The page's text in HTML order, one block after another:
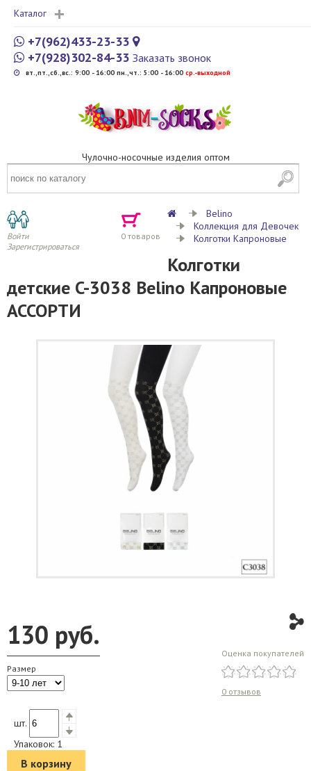
Каталог
+7(962)433-23-33
+7(928)302-84-33 Заказать звонок
вт.,пт.,сб.,вс.: 9:00 - 16:00 пн.,чт.: 5:00 - 16:00 cр.-выходной
Чулочно-носочные изделия оптом
Войти
Зарегистрироваться
0 товаров
Belino
Коллекция для Девочек
Колготки Капроновые
Колготки
детские C-3038 Belino Капроновые
АССОРТИ
130 руб.
Размер
Оценка покупателей
0 отзывов
шт.
Упаковок: 1
В корзину